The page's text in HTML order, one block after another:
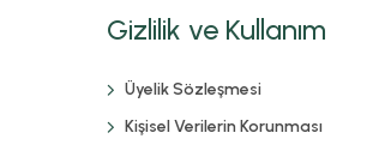
Gizlilik ve Kullanım
Üyelik Sözleşmesi
Kişisel Verilerin Korunması